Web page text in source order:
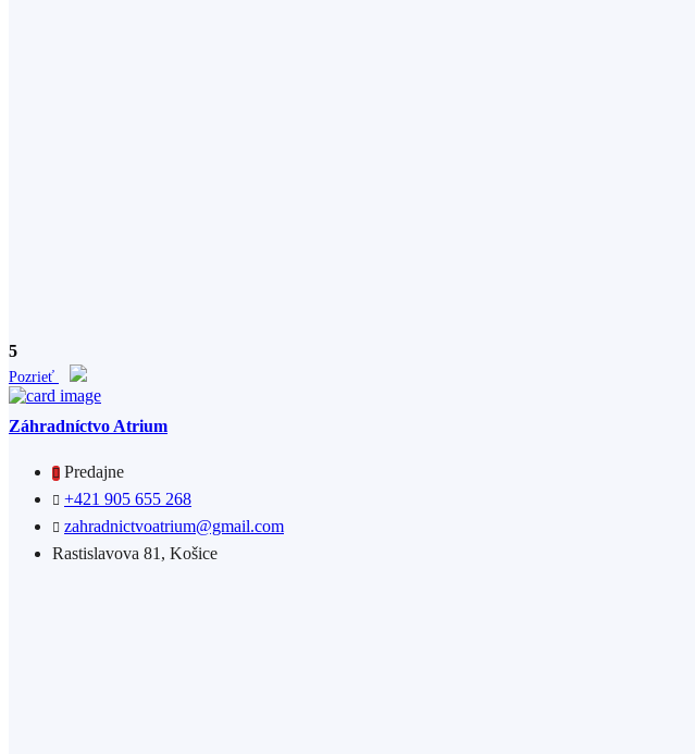
5
Pozrieť
Záhradníctvo Atrium
Predajne
+421 905 655 268
zahradnictvoatrium@gmail.com
Rastislavova 81, Košice